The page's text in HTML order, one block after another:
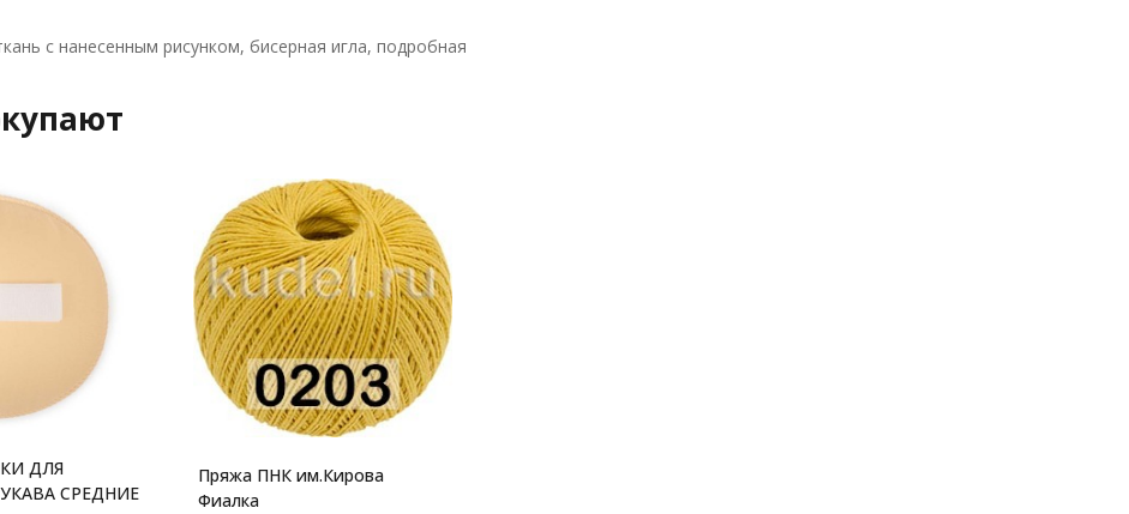
с нанесенным рисунком, бисерная игла, подробная
ДЛЯ
СРЕДНИЕ
Пряжа ПНК им.Кирова
Фиалка